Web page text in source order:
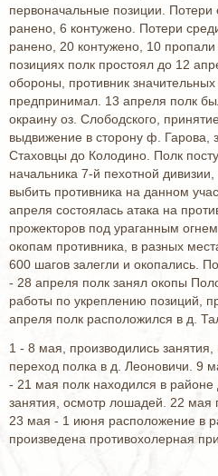
первоначальные позиции.
ранено, 6 контужено. Потери
ранено, 20 контужено, 10
позициях полк простоял до 12
обороны, противник
предпринимал. 13 апреля полк
окраину оз. Слободского,
выдвижение в сторону ф. Гарова,
Стаховцы до Колодино. Полк
начальника 7-й пехотной дивизии,
выбить противника на данном
апреля состоялась атака на
прожекторов под ураганным
окопам противника, в разных
600 шагов залегли и окопались.
- 28 апреля полк занял окопы
работы по укреплению позиций,
апреля полк расположился в д.
1 - 8 мая, производились
переход полка в д. Леоновичи. 9
- 21 мая полк находился в районе
занятия, осмотр лошадей. 22 мая
23 мая - 1 июня расположение в
произведена противохолерная